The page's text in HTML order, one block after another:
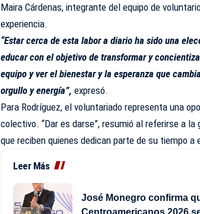
Maira Cárdenas, integrante del equipo de
experiencia.
“Estar cerca de esta labor a diario ha sido una
educar con el objetivo de transformar y
equipo y ver el bienestar y la esperanza que
orgullo y energía”, expresó.
Para Rodríguez, el voluntariado representa una
colectivo. “Dar es darse”, resumió al referirse a
que reciben quienes dedican parte de su tiempo a
Leer Más
José Monegro confirma
Centroamericanos 2026